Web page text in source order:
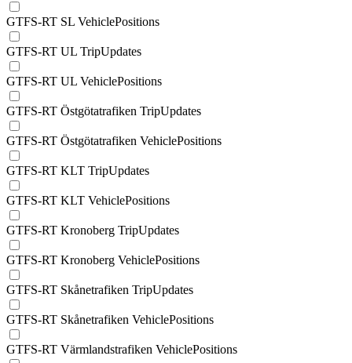
GTFS-RT SL VehiclePositions
GTFS-RT UL TripUpdates
GTFS-RT UL VehiclePositions
GTFS-RT Östgötatrafiken TripUpdates
GTFS-RT Östgötatrafiken VehiclePositions
GTFS-RT KLT TripUpdates
GTFS-RT KLT VehiclePositions
GTFS-RT Kronoberg TripUpdates
GTFS-RT Kronoberg VehiclePositions
GTFS-RT Skånetrafiken TripUpdates
GTFS-RT Skånetrafiken VehiclePositions
GTFS-RT Värmlandstrafiken VehiclePositions